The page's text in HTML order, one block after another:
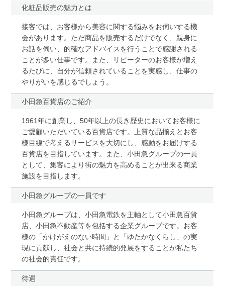
化粧品販売の魅力とは
接客では、お客様から美容に関する悩みをお伺いする機
会があります。ただ商品を販売するだけでなく、親身に
お話を伺い、的確なアドバイスを行うことで感謝される
ことが多い仕事です。また、リピーターのお客様が増え
るたびに、自分が信頼されていることを実感し、仕事の
やりがいを感じるでしょう。
小田急百貨店のご紹介
1961年に創業し、50年以上の長き歴史においてお客様に
ご愛顧いただいている百貨店です。上質な品揃えとお客
様目線で考えるサービスを大切にし、感動をお届けする
百貨店を目指しています。また、小田急グループの一員
として、集客により街の魅力を高めることが出来る商業
施設を目指します。
小田急グループの一員です
小田急グループは、小田急電鉄を主軸として小田急百貨
店、小田急不動産等を包括する企業グループです。お客
様の「かけがえのない時間」と「ゆたかなくらし」の実
現に貢献し、社会と共に持続的発展をすることが私たち
の社会的責任です。
待遇